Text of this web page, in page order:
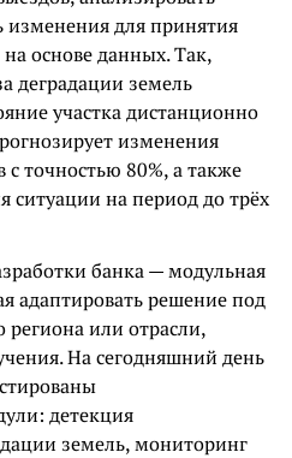
изменения для принятия
основе данных. Так,
деградации земель
участка дистанционно
изменения
точностью 80%, а также
ситуации на период до трёх
банка — модульная
адаптировать решение под
региона или отрасли,
На сегодняшний день
детекция
земель, мониторинг